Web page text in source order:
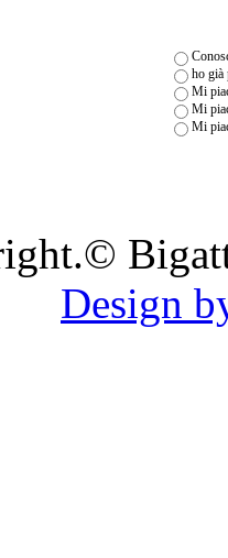
ho già
Mi
Mi
Mi
Design